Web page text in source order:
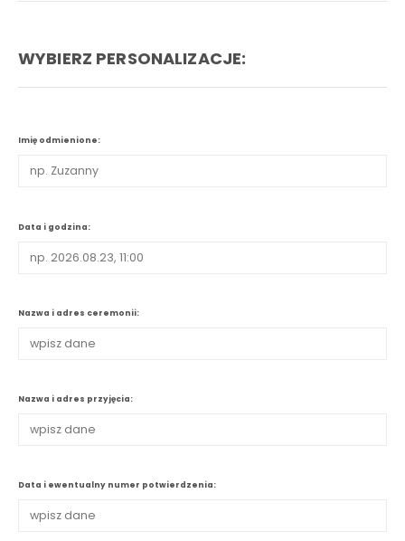
WYBIERZ PERSONALIZACJE:
Imię odmienione:
Data i godzina:
Nazwa i adres ceremonii:
Nazwa i adres przyjęcia:
Data i ewentualny numer potwierdzenia: